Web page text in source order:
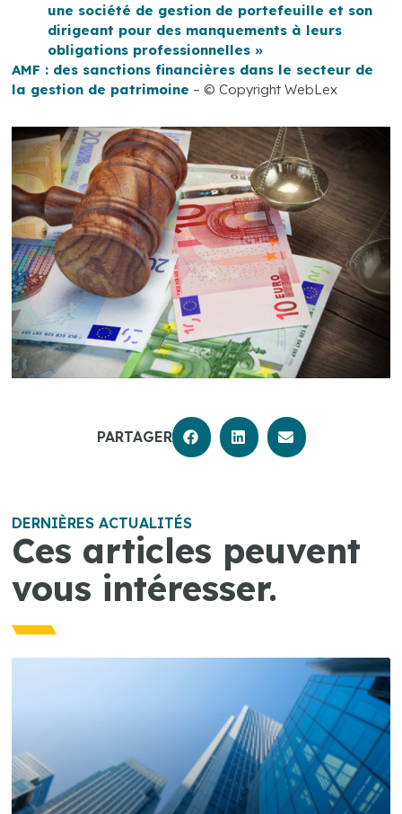
une société de gestion de portefeuille et son
dirigeant pour des manquements à leurs
obligations professionnelles »
AMF : des sanctions financières dans le secteur de
la gestion de patrimoine – © Copyright WebLex
PARTAGER
DERNIÈRES ACTUALITÉS
Ces articles peuvent
vous intéresser.